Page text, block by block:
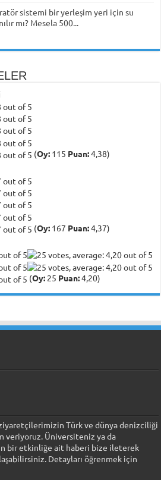
sistemi bir yerleşim yeri için su
mı? Mesela 500...
(Oy: 115 Puan:4,38)
(Oy: 167 Puan:4,37)
(Oy: 25 Puan:4,20)
Türk ve dünya denizciliği
veriyoruz. Üniversiteniz ya da
bir etkinliğe ait haberi bize ileterek
Detayları öğrenmek için